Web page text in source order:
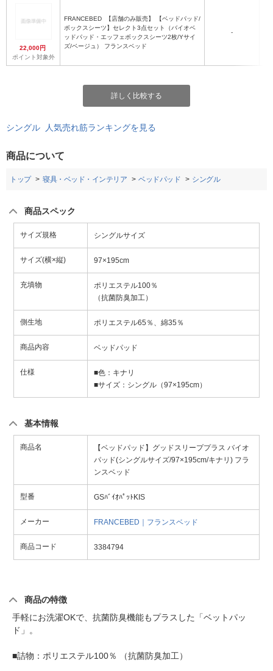
22,000円
ポイント対象外
FRANCEBED
ボックスシーツ】セレクト3点セット（バイオベ
ッドパッド・エッフェボックスシーツ2枚/Yサイ
ズ/ベージュ） フランスベッド
-
詳しく比較する
シングル 人気売れ筋ランキングを見る
商品について
トップ 寝具・ベッド・インテリア ベッドパッド シングル
商品スペック
サイズ規格 シングルサイズ
サイズ(横×縦) 97×195cm
充填物
ポリエステル100％
（抗菌防臭加工）
側生地 ポリエステル65％、綿35％
商品内容 ベッドパッド
仕様
■色：キナリ
■サイズ：シングル（97×195cm）
基本情報
商品名
【ベッドパッド】グッドスリーププラス バイオ
パッド(シングルサイズ/97×195cm/キナリ) フラ
ンスベッド
型番 GSﾊﾞｲｵﾊﾟｯﾄKIS
メーカー FRANCEBED｜フランスベッド
商品コード 3384794
商品の特徴
手軽にお洗濯OKで、抗菌防臭機能もプラスした「ベットパッ
ド」。
■詰物：ポリエステル100％ （抗菌防臭加工）